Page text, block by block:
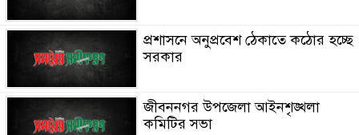
প্রশাসনে অনুপ্রবেশ ঠেকাতে কঠোর হচ্ছে
সরকার
জীবননগর উপজেলা আইনশৃঙ্খলা
কমিটির সভা